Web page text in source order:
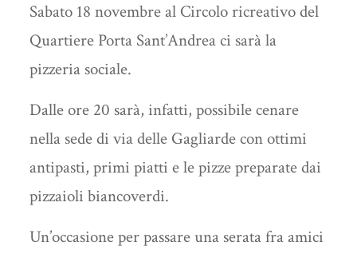
Sabato 18 novembre al Circolo ricreativo del
Quartiere Porta Sant’Andrea ci sarà la
pizzeria sociale.
Dalle ore 20 sarà, infatti, possibile cenare
nella sede di via delle Gagliarde con ottimi
antipasti, primi piatti e le pizze preparate dai
pizzaioli biancoverdi.
Un’occasione per passare una serata fra amici